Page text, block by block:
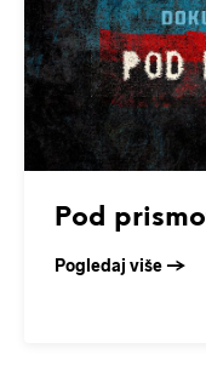
Pod
Pogledaj više →